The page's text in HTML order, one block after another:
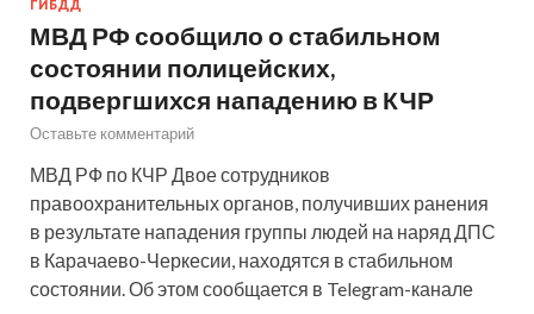
ГИБДД
МВД РФ сообщило о стабильном
состоянии полицейских,
подвергшихся нападению в КЧР
Оставьте комментарий
МВД РФ по КЧР Двое сотрудников
правоохранительных органов, получивших ранения
в результате нападения группы людей на наряд ДПС
в Карачаево-Черкесии, находятся в стабильном
состоянии. Об этом сообщается в Telegram-канале